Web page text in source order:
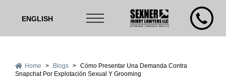
ENGLISH
Home > Blogs > Cómo Presentar Una Demanda Contra
Snapchat Por Explotación Sexual Y Grooming